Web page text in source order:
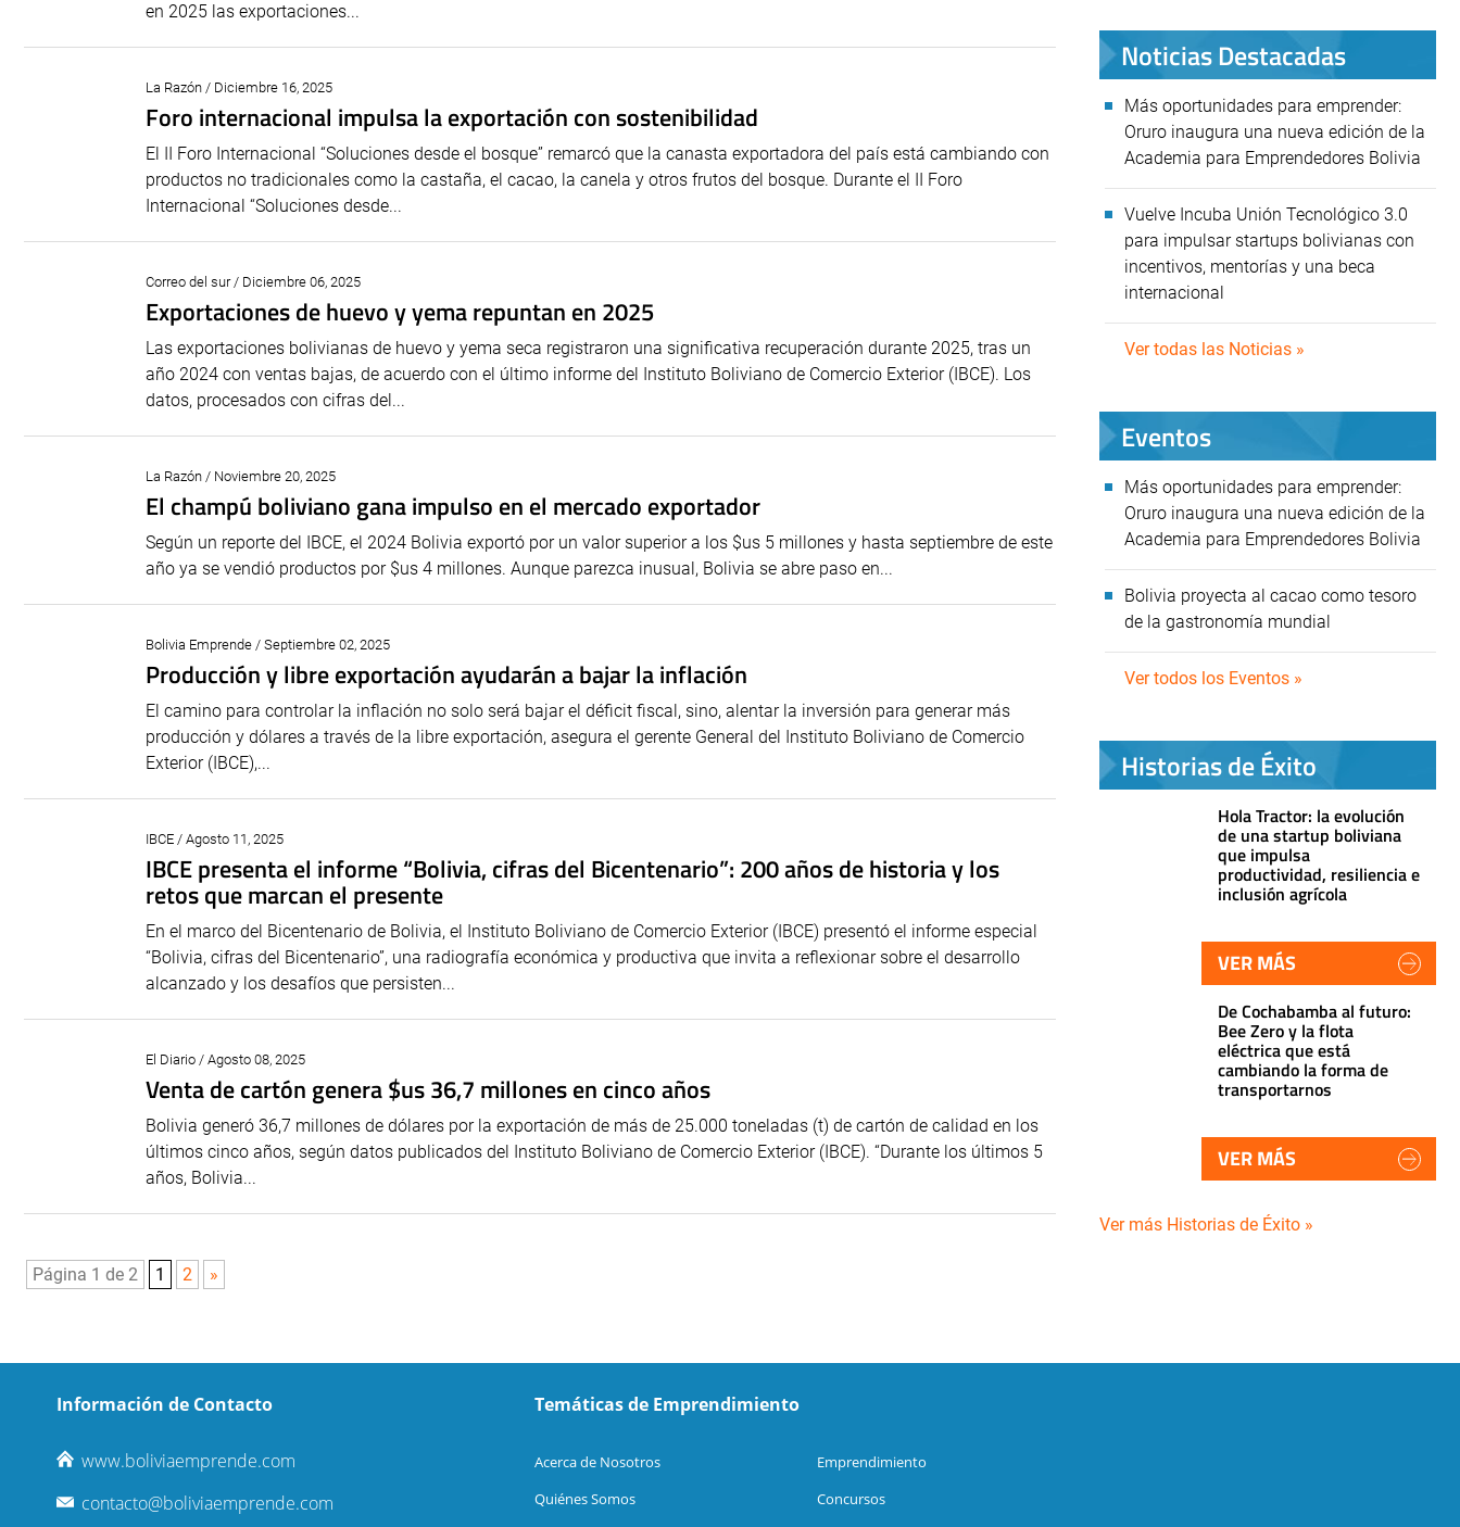
en 2025 las exportaciones...
La Razón / Diciembre 16, 2025
Foro internacional impulsa la exportación con sostenibilidad
El II Foro Internacional “Soluciones desde el bosque” remarcó que la canasta exportadora del país está cambiando con
productos no tradicionales como la castaña, el cacao, la canela y otros frutos del bosque. Durante el II Foro
Internacional “Soluciones desde...
Correo del sur / Diciembre 06, 2025
Exportaciones de huevo y yema repuntan en 2025
Las exportaciones bolivianas de huevo y yema seca registraron una significativa recuperación durante 2025, tras un
año 2024 con ventas bajas, de acuerdo con el último informe del Instituto Boliviano de Comercio Exterior (IBCE). Los
datos, procesados con cifras del...
La Razón / Noviembre 20, 2025
El champú boliviano gana impulso en el mercado exportador
Según un reporte del IBCE, el 2024 Bolivia exportó por un valor superior a los $us 5 millones y hasta septiembre de este
año ya se vendió productos por $us 4 millones. Aunque parezca inusual, Bolivia se abre paso en...
Bolivia Emprende / Septiembre 02, 2025
Producción y libre exportación ayudarán a bajar la inflación
El camino para controlar la inflación no solo será bajar el déficit fiscal, sino, alentar la inversión para generar más
producción y dólares a través de la libre exportación, asegura el gerente General del Instituto Boliviano de Comercio
Exterior (IBCE),...
IBCE / Agosto 11, 2025
IBCE presenta el informe “Bolivia, cifras del Bicentenario”: 200 años de historia y los
retos que marcan el presente
En el marco del Bicentenario de Bolivia, el Instituto Boliviano de Comercio Exterior (IBCE) presentó el informe especial
“Bolivia, cifras del Bicentenario”, una radiografía económica y productiva que invita a reflexionar sobre el desarrollo
alcanzado y los desafíos que persisten...
El Diario / Agosto 08, 2025
Venta de cartón genera $us 36,7 millones en cinco años
Bolivia generó 36,7 millones de dólares por la exportación de más de 25.000 toneladas (t) de cartón de calidad en los
últimos cinco años, según datos publicados del Instituto Boliviano de Comercio Exterior (IBCE). “Durante los últimos 5
años, Bolivia...
Página 1 de 2 1 2 »
Noticias Destacadas
Más oportunidades para emprender:
Oruro inaugura una nueva edición de la
Academia para Emprendedores Bolivia
Vuelve Incuba Unión Tecnológico 3.0
para impulsar startups bolivianas con
incentivos, mentorías y una beca
internacional
Ver todas las Noticias »
Eventos
Más oportunidades para emprender:
Oruro inaugura una nueva edición de la
Academia para Emprendedores Bolivia
Bolivia proyecta al cacao como tesoro
de la gastronomía mundial
Ver todos los Eventos »
Historias de Éxito
Hola Tractor: la evolución
de una startup boliviana
que impulsa
productividad, resiliencia e
inclusión agrícola
VER MÁS
De Cochabamba al futuro:
Bee Zero y la flota
eléctrica que está
cambiando la forma de
transportarnos
VER MÁS
Ver más Historias de Éxito »
Información de Contacto
www.boliviaemprende.com
contacto@boliviaemprende.com
Temáticas de Emprendimiento
Acerca de Nosotros
Quiénes Somos
Emprendimiento
Concursos